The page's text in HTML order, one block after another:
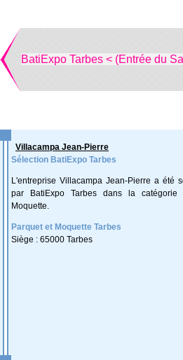
BatiExpo Tarbes < (Entrée du
Villacampa Jean-Pierre
Sélection BatiExpo Tarbes
L'entreprise Villacampa Jean-Pierre a été
par BatiExpo Tarbes dans la catégorie
Moquette.
Parquet et Moquette Tarbes
Siège : 65000 Tarbes